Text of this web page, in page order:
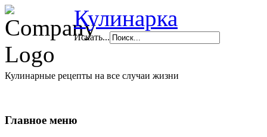
Кулинарка
Искать...
Кулинарные рецепты на все случаи жизни
Главное меню